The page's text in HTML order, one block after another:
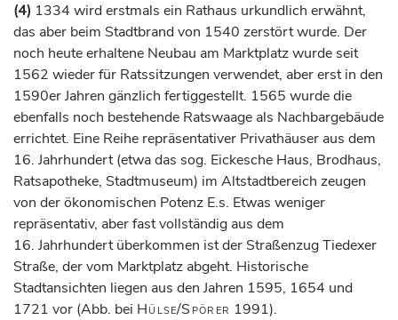
(4) 1334 wird erstmals ein Rathaus urkundlich erwähnt,
das aber beim Stadtbrand von 1540 zerstört wurde. Der
noch heute erhaltene Neubau am Marktplatz wurde seit
1562 wieder für Ratssitzungen verwendet, aber erst in den
1590er Jahren gänzlich fertiggestellt. 1565 wurde die
ebenfalls noch bestehende Ratswaage als Nachbargebäude
errichtet. Eine Reihe repräsentativer Privathäuser aus dem
16. Jahrhundert(etwa das sog. Eickesche Haus, Brodhaus,
Ratsapotheke, Stadtmuseum) im Altstadtbereich zeugen
von der ökonomischen Potenz E.s. Etwas weniger
repräsentativ, aber fast vollständig aus dem
16. Jahrhundertüberkommen ist der Straßenzug Tiedexer
Straße, der vom Marktplatz abgeht. Historische
Stadtansichten liegen aus den Jahren 1595, 1654 und
1721 vor (Abb. bei Hülse/Spörer 1991).